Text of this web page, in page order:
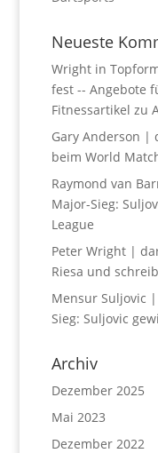
Neueste
Wright in
fest -- Angebote
Fitnessartikel zu
Gary Anderson |
beim World
Raymond van
Major-Sieg:
League
Peter Wright |
Riesa und
Mensur Suljovic
Sieg: Suljovic
Archiv
Dezember 2025
Mai 2023
Dezember 2022